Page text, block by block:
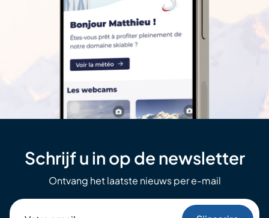
Schrijf u in op de newsletter
Ontvang het laatste nieuws per e-mail